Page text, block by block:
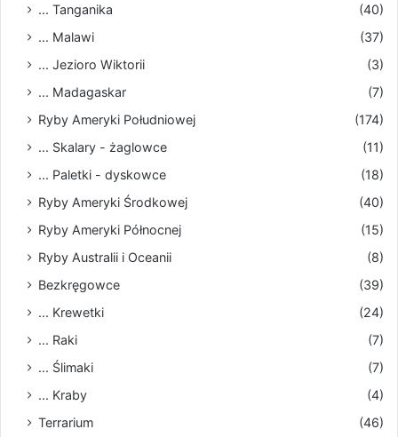
... Tanganika
(40)
... Malawi
(37)
... Jezioro Wiktorii
(3)
... Madagaskar
(7)
Ryby Ameryki Południowej
(174)
... Skalary - żaglowce
(11)
... Paletki - dyskowce
(18)
Ryby Ameryki Środkowej
(40)
Ryby Ameryki Północnej
(15)
Ryby Australii i Oceanii
(8)
Bezkręgowce
(39)
... Krewetki
(24)
... Raki
(7)
... Ślimaki
(7)
... Kraby
(4)
Terrarium
(46)